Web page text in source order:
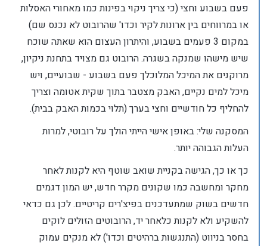
פעם בשבוע וחצי (כי צריך ניקוי בפינות כמו מאחורי האסלות
או במרווחים בין ארונות לקיר וכדו' שהרובוט לא נכנס שם)
במקום 3 פעמים בשבוע, והיתרון העצום הוא שאתה שוכח
שיש מישהו שמנקה בשגרה. הרובוט גם מצויד בתחנת ניקיון,
מרוקנים את המיכל המלוכלך פעם בשבוע - שבועיים, ויש
מיכל למים נקיים, האבק מצטבר בתוך שקית אטומה וצריך
להחליף כל חודשיים וחצי בערך (תלוי בכמות האבק בבית).
המסקנה שלי: באופן אישי הייתי הולך על רובוטי, למרות
העלות הגבוהה יותר.
כך או כך, הגישה בקניית שואב שוטף היא לקנות לאחר
מחקר ומחשבה כמו שקונים מקרר חדש, יש המון דגמים
חדשים בשוק שמתעדכנים בפיצ'רים קריטיים. לכן גם כדאי
להשקיע ולא לקנות כלאחר יד, הרובוטים הזולים לוקים
בחסר בניווט (התנגשות ברהיטים וכדו') לא מנקים עמוק